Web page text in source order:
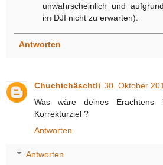
unwahrscheinlich und
im DJI nicht zu erwarten).
Antworten
Chuchichäschtli 30. Oktober
Was wäre deines
Korrekturziel ?
Antworten
Antworten